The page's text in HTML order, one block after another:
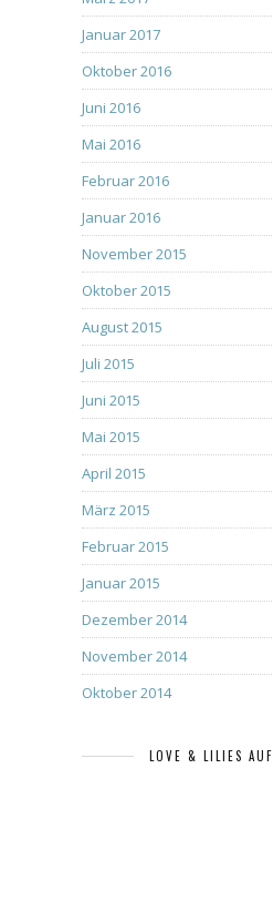
Januar 2017
Oktober 2016
Juni 2016
Mai 2016
Februar 2016
Januar 2016
November 2015
Oktober 2015
August 2015
Juli 2015
Juni 2015
Mai 2015
April 2015
März 2015
Februar 2015
Januar 2015
Dezember 2014
November 2014
Oktober 2014
LOVE & LILIES AUF